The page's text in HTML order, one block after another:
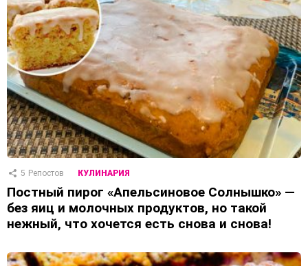
5 Репостов КУЛИНАРИЯ
Постный пирог «Апельсиновое Солнышко» —
без яиц и молочных продуктов, но такой
нежный, что хочется есть снова и снова!